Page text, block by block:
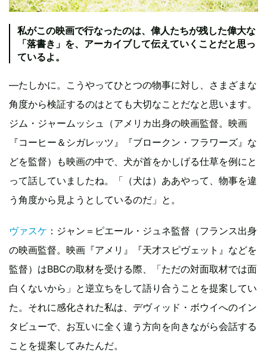
私がこの映画で行なったのは、偉人たちが残した偉大な
「落書き」を、アーカイブして伝えていくことだと思っ
ているよ。
―たしかに。こうやってひとつの物事に対し、さまざまな
角度から検証するのはとても大切なことだなと思います。
ジム・ジャームッシュ（アメリカ出身の映画監督。映画
『コーヒー＆シガレッツ』『ブロークン・フラワーズ』な
どを監督）も映画の中で、犬が首をかしげる仕草を例にと
って話していましたね。「（犬は）ああやって、物事を違
う角度から見ようとしているのだ」と。
ヴァスケ ：ジャン＝ピエール・ジュネ監督（フランス出身
の映画監督。映画『アメリ』『天才スピヴェット』などを
監督）はBBCの取材を受ける際、「ただの対面取材では面
白くないから」と逆立ちをして語り合うことを提案してい
た。それに感化された私は、デヴィッド・ボウイへのイン
タビューで、お互いに全く違う方向を向きながら会話する
ことを提案してみたんだ。